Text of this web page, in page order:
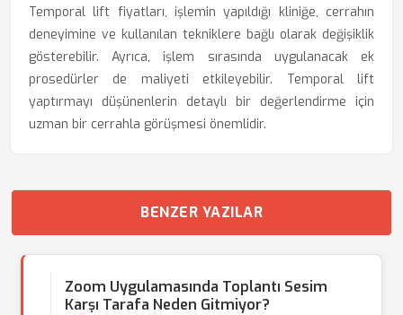
Temporal lift fiyatları, işlemin yapıldığı kliniğe, cerrahın
deneyimine ve kullanılan tekniklere bağlı olarak değişiklik
gösterebilir. Ayrıca, işlem sırasında uygulanacak ek
prosedürler de maliyeti etkileyebilir. Temporal lift
yaptırmayı düşünenlerin detaylı bir değerlendirme için
uzman bir cerrahla görüşmesi önemlidir.
BENZER YAZILAR
Zoom Uygulamasında Toplantı Sesim
Karşı Tarafa Neden Gitmiyor?